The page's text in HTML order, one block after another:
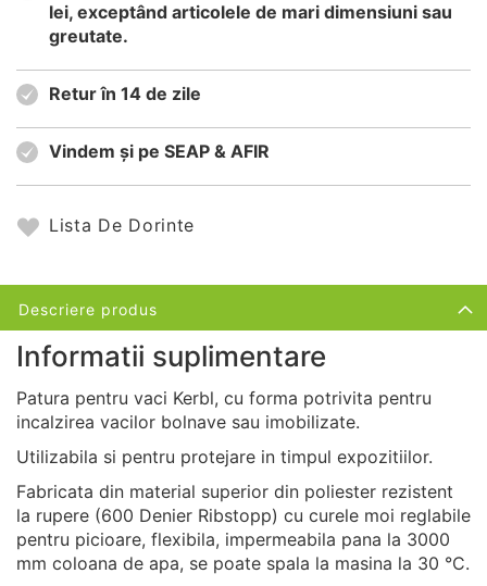
lei, exceptând articolele de mari dimensiuni sau
greutate.
Retur în 14 de zile
Vindem și pe SEAP & AFIR
Lista De Dorinte
Descriere produs
Informatii suplimentare
Patura pentru vaci Kerbl, cu forma potrivita pentru
incalzirea vacilor bolnave sau imobilizate.
Utilizabila si pentru protejare in timpul expozitiilor.
Fabricata din material superior din poliester rezistent
la rupere (600 Denier Ribstopp) cu curele moi reglabile
pentru picioare, flexibila, impermeabila pana la 3000
mm coloana de apa, se poate spala la masina la 30 °C.